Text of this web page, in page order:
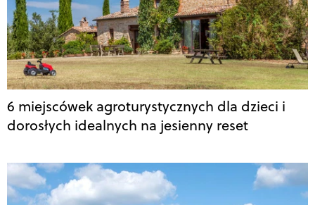
6 miejscówek agroturystycznych dla dzieci i
dorosłych idealnych na jesienny reset